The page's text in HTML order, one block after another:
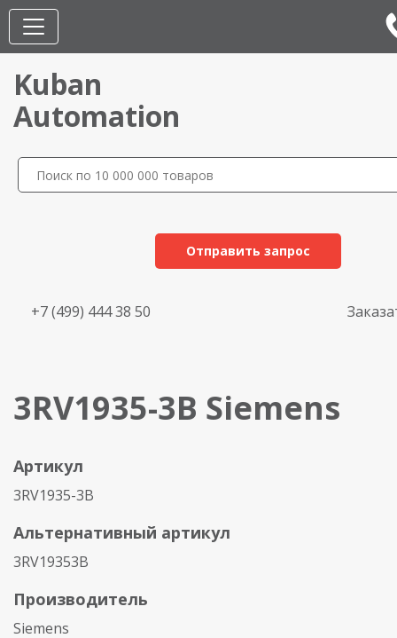
Kuban
Automation
Отправить запрос
+7 (499) 444 38 50
3RV1935-3B Siemens
Артикул
3RV1935-3B
Альтернативный артикул
3RV19353B
Производитель
Siemens